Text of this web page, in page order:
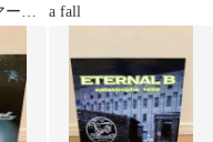
フ
a fall